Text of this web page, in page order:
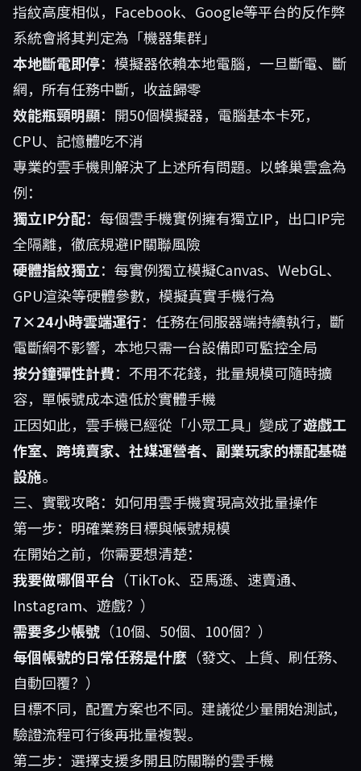
指紋高度相似，Facebook、Google等平台的反作弊
系統會將其判定為「機器集群」
本地斷電即停：模擬器依賴本地電腦，一旦斷電、斷
網，所有任務中斷，收益歸零
效能瓶頸明顯：開50個模擬器，電腦基本卡死，
CPU、記憶體吃不消
專業的雲手機則解決了上述所有問題。以蜂巢雲盒為
例：
獨立IP分配：每個雲手機實例擁有獨立IP，出口IP完
全隔離，徹底規避IP關聯風險
硬體指紋獨立：每實例獨立模擬Canvas、WebGL、
GPU渲染等硬體參數，模擬真實手機行為
7×24小時雲端運行：任務在伺服器端持續執行，斷
電斷網不影響，本地只需一台設備即可監控全局
按分鐘彈性計費：不用不花錢，批量規模可隨時擴
容，單帳號成本遠低於實體手機
正因如此，雲手機已經從「小眾工具」變成了遊戲工
作室、跨境賣家、社媒運營者、副業玩家的標配基礎
設施。
三、實戰攻略：如何用雲手機實現高效批量操作
第一步：明確業務目標與帳號規模
在開始之前，你需要想清楚：
我要做哪個平台 （TikTok、亞馬遜、速賣通、
Instagram、遊戲？）
需要多少帳號 （10個、50個、100個？）
每個帳號的日常任務是什麼 （發文、上貨、刷任務、
自動回覆？）
目標不同，配置方案也不同。建議從少量開始測試，
驗證流程可行後再批量複製。
第二步：選擇支援多開且防關聯的雲手機